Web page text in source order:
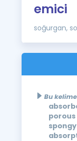
emici
soğurgan,
Bu
porous
spongy